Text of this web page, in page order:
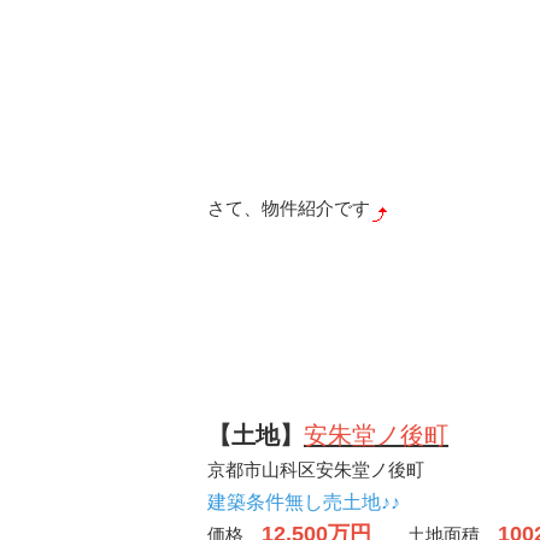
さて、物件紹介です
【土地】 安朱堂ノ後町
京都市山科区安朱堂ノ後町
建築条件無し売土地♪♪
価格 12,500万円 土地面積